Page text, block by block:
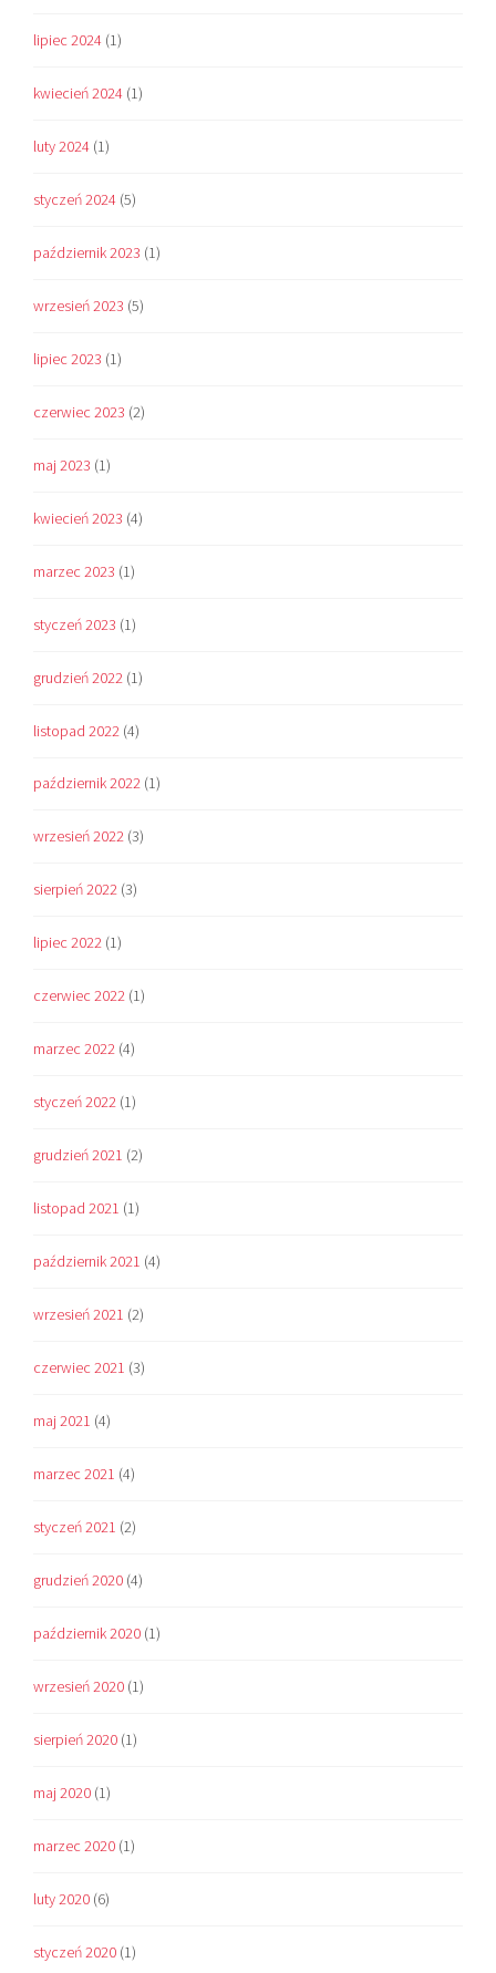
lipiec 2024 (1)
kwiecień 2024 (1)
luty 2024 (1)
styczeń 2024 (5)
październik 2023 (1)
wrzesień 2023 (5)
lipiec 2023 (1)
czerwiec 2023 (2)
maj 2023 (1)
kwiecień 2023 (4)
marzec 2023 (1)
styczeń 2023 (1)
grudzień 2022 (1)
listopad 2022 (4)
październik 2022 (1)
wrzesień 2022 (3)
sierpień 2022 (3)
lipiec 2022 (1)
czerwiec 2022 (1)
marzec 2022 (4)
styczeń 2022 (1)
grudzień 2021 (2)
listopad 2021 (1)
październik 2021 (4)
wrzesień 2021 (2)
czerwiec 2021 (3)
maj 2021 (4)
marzec 2021 (4)
styczeń 2021 (2)
grudzień 2020 (4)
październik 2020 (1)
wrzesień 2020 (1)
sierpień 2020 (1)
maj 2020 (1)
marzec 2020 (1)
luty 2020 (6)
styczeń 2020 (1)